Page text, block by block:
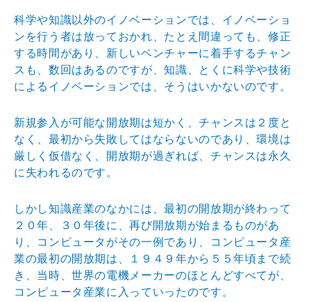
科学や知識以外のイノベーションでは、イノベーショ
ンを行う者は放っておかれ、たとえ間違っても、修正
する時間があり、新しいベンチャーに着手するチャン
スも、数回はあるのですが、知識、とくに科学や技術
によるイノベーションでは、そうはいかないのです。
新規参入が可能な開放期は短かく、チャンスは２度と
なく、最初から失敗してはならないのであり、環境は
厳しく仮借なく、開放期が過ぎれば、チャンスは永久
に失われるのです。
しかし知識産業のなかには、最初の開放期が終わって
２０年、３０年後に、再び開放期が始まるものがあ
り、コンピュータがその一例であり、コンピュータ産
業の最初の開放期は、１９４９年から５５年頃まで続
き、当時、世界の電機メーカーのほとんどすべてが、
コンピュータ産業に入っていったのです。